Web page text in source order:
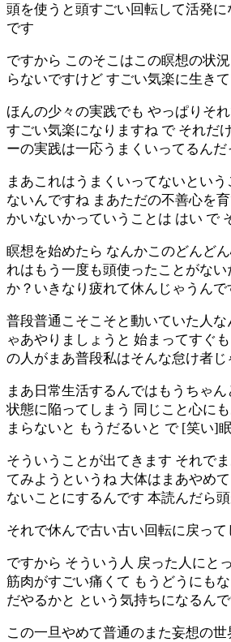
頭を使うと頭すごい回転して活発
です
ですから このそこはこの瞑想の状
らないですけど すごい気楽に生き
ほんの少々の実践でも やっぱりそ
すごい気楽になりますね で それだ
ーの実践は一応うまくいってるん
まあこれはうまくいってないとい
ないんですね まあただの不善心を
かいないかっていうことは はい で
瞑想を始めたら なんかこのどんど
れはもう一度も頭使ったことがな
か？いきなり疲れて休んじゃうんで
普段普通こそこそと動いていた人
ゃあやりましょうと 始まってすぐ
の人がまあ普段私はそんな怠け者じ
まあ日常生活するんではもうちゃ
状態に陥ってしまう 同じこと心に
まらないと もうだるいと で [笑い]
そういうことが出てきます それで
てみようというね 大体はまあやめ
ないことにするんです 本読んだら
それで休んで古い古い回転に戻っ
ですから そういう人 戻った人にと
筋肉がすごい痛くて もうどうにも
だやるかと という気持ちになるん
この一旦やめて普通のまた妄想の